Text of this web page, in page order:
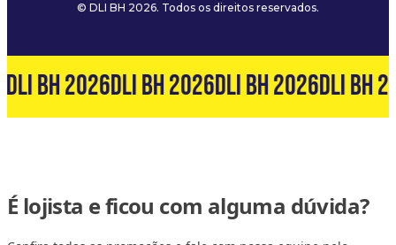
© DLI BH 2026. Todos os direitos reservados.
DLI BH 2026DLI BH 2026DLI BH 2026DLI BH
É lojista e ficou com alguma dúvida?